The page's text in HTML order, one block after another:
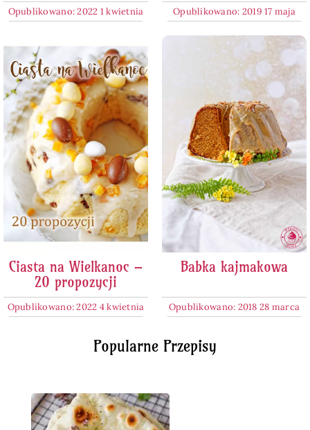
Popularne Przepisy
Opublikowano: 2022 1 kwietnia Opublikowano: 2019 17 maja
Ciasta na Wielkanoc –
20 propozycji
Opublikowano: 2022 4 kwietnia
Babka kajmakowa
Opublikowano: 2018 28 marca